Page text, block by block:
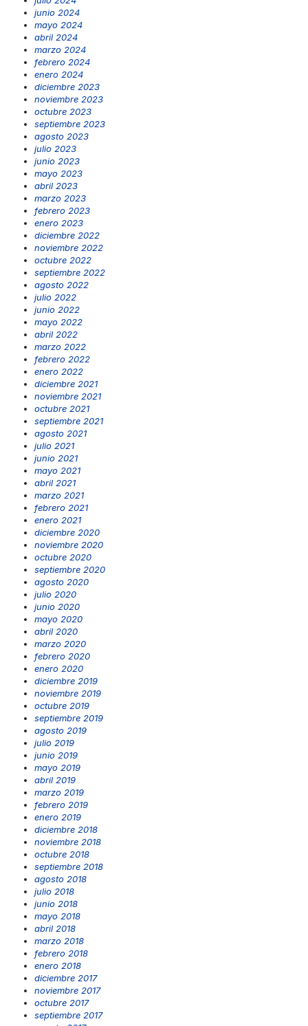
junio 2024
mayo 2024
abril 2024
marzo 2024
febrero 2024
enero 2024
diciembre 2023
noviembre 2023
octubre 2023
septiembre 2023
agosto 2023
julio 2023
junio 2023
mayo 2023
abril 2023
marzo 2023
febrero 2023
enero 2023
diciembre 2022
noviembre 2022
octubre 2022
septiembre 2022
agosto 2022
julio 2022
junio 2022
mayo 2022
abril 2022
marzo 2022
febrero 2022
enero 2022
diciembre 2021
noviembre 2021
octubre 2021
septiembre 2021
agosto 2021
julio 2021
junio 2021
mayo 2021
abril 2021
marzo 2021
febrero 2021
enero 2021
diciembre 2020
noviembre 2020
octubre 2020
septiembre 2020
agosto 2020
julio 2020
junio 2020
mayo 2020
abril 2020
marzo 2020
febrero 2020
enero 2020
diciembre 2019
noviembre 2019
octubre 2019
septiembre 2019
agosto 2019
julio 2019
junio 2019
mayo 2019
abril 2019
marzo 2019
febrero 2019
enero 2019
diciembre 2018
noviembre 2018
octubre 2018
septiembre 2018
agosto 2018
julio 2018
junio 2018
mayo 2018
abril 2018
marzo 2018
febrero 2018
enero 2018
diciembre 2017
noviembre 2017
octubre 2017
septiembre 2017